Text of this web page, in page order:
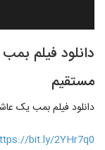
دانلود فیلم
مستقیم
دانلود فیلم بمب یک
bit.ly/2YHr7q0